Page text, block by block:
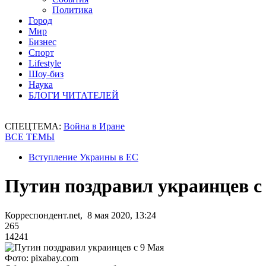
Политика
Город
Мир
Бизнес
Спорт
Lifestyle
Шоу-биз
Наука
БЛОГИ ЧИТАТЕЛЕЙ
СПЕЦТЕМА: Война в Иране
ВСЕ ТЕМЫ
Вступление Украины в ЕС
Путин поздравил украинцев
Корреспондент.net, 8 мая 2020, 13:24
265
14241
Фото: pixabay.com